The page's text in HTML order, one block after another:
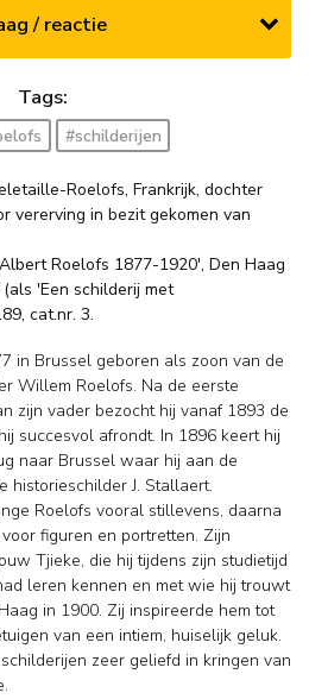
/ reactie
Tags:
#schilderijen
Roelofs, Frankrijk, dochter
vererving in bezit gekomen van
Roelofs 1877-1920', Den Haag
'Een schilderij met
cat.nr. 3.
in Brussel geboren als zoon van de
Willem Roelofs. Na de eerste
bezocht hij vanaf 1893 de
succesvol afrondt. In 1896 keert hij
naar Brussel waar hij aan de
historieschilder J. Stallaert.
Roelofs vooral stillevens, daarna
figuren en portretten. Zijn
Tjieke, die hij tijdens zijn studietijd
leren kennen en met wie hij trouwt
in 1900. Zij inspireerde hem tot
van een intiem, huiselijk geluk.
zeer geliefd in kringen van